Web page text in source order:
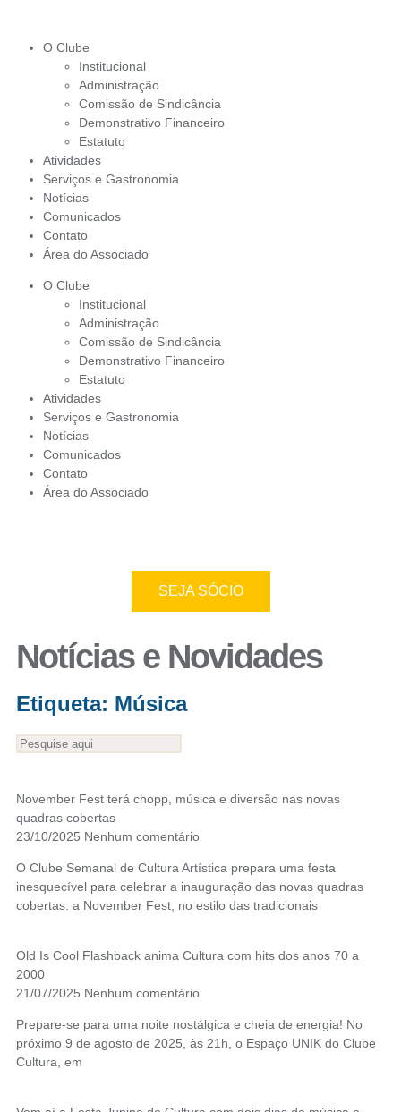
O Clube
Institucional
Administração
Comissão de Sindicância
Demonstrativo Financeiro
Estatuto
Atividades
Serviços e Gastronomia
Notícias
Comunicados
Contato
Área do Associado
O Clube
Institucional
Administração
Comissão de Sindicância
Demonstrativo Financeiro
Estatuto
Atividades
Serviços e Gastronomia
Notícias
Comunicados
Contato
Área do Associado
SEJA SÓCIO
Notícias e Novidades
Etiqueta: Música
November Fest terá chopp, música e diversão nas novas
quadras cobertas
23/10/2025 Nenhum comentário
O Clube Semanal de Cultura Artística prepara uma festa
inesquecível para celebrar a inauguração das novas quadras
cobertas: a November Fest, no estilo das tradicionais
Old Is Cool Flashback anima Cultura com hits dos anos 70 a
2000
21/07/2025 Nenhum comentário
Prepare-se para uma noite nostálgica e cheia de energia! No
próximo 9 de agosto de 2025, às 21h, o Espaço UNIK do Clube
Cultura, em